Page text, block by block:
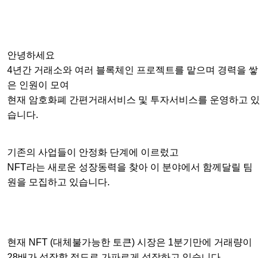
안녕하세요
4년간 거래소와 여러 블록체인 프로젝트를 맡으며 경력을 쌓
은 인원이 모여
현재 암호화폐 간편거래서비스 및 투자서비스를 운영하고 있
습니다.
기존의 사업들이 안정화 단계에 이르렀고
NFT라는 새로운 성장동력을 찾아 이 분야에서 함께달릴 팀
원을 모집하고 있습니다.
현재 NFT (대체불가능한 토큰) 시장은 1분기만에 거래량이